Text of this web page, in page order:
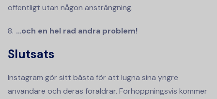
offentligt utan någon ansträngning.
…och en hel rad andra problem!
Slutsats
Instagram gör sitt bästa för att lugna sina yngre
användare och deras föräldrar. Förhoppningsvis kommer